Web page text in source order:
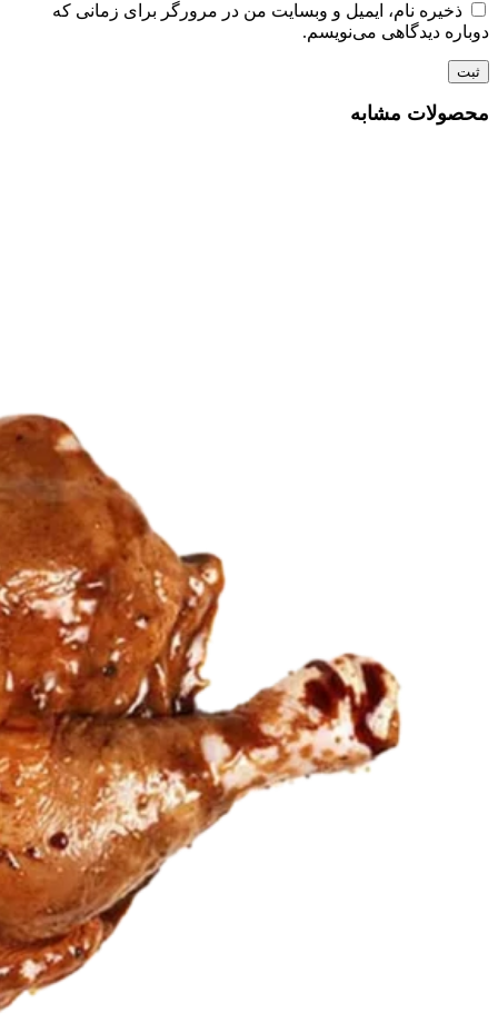
ذخیره نام، ایمیل و وبسایت من در مرورگر برای زمانی که
دوباره دیدگاهی می‌نویسم.
محصولات مشابه